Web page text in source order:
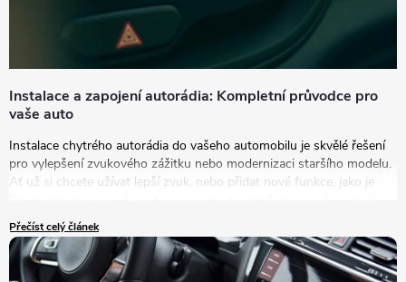
Instalace a zapojení autorádia: Kompletní průvodce pro
vaše auto
Instalace chytrého autorádia do vašeho automobilu je skvělé řešení
pro vylepšení zvukového zážitku nebo modernizaci staršího modelu.
Ať už si chcete užívat lepší zvuk, nebo přidat nové funkce, jako je
autorádia za nový model je tou správnou volbou.
Přečíst celý článek